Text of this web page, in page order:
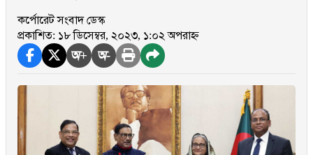
কর্পোরেট সংবাদ ডেস্ক
প্রকাশিত: ১৮ ডিসেম্বর, ২০২৩, ১:০২ অপরাহ্ন
অ+ অ-